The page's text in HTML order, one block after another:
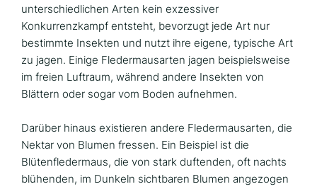
unterschiedlichen Arten kein exzessiver
Konkurrenzkampf entsteht, bevorzugt jede Art nur
bestimmte Insekten und nutzt ihre eigene, typische Art
zu jagen. Einige Fledermausarten jagen beispielsweise
im freien Luftraum, während andere Insekten von
Blättern oder sogar vom Boden aufnehmen.
Darüber hinaus existieren andere Fledermausarten, die
Nektar von Blumen fressen. Ein Beispiel ist die
Blütenfledermaus, die von stark duftenden, oft nachts
blühenden, im Dunkeln sichtbaren Blumen angezogen